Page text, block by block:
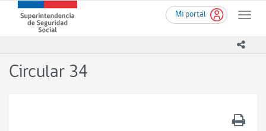
contenido
Mi portal
Toggle
Superintendencia
de
-
Circular 34